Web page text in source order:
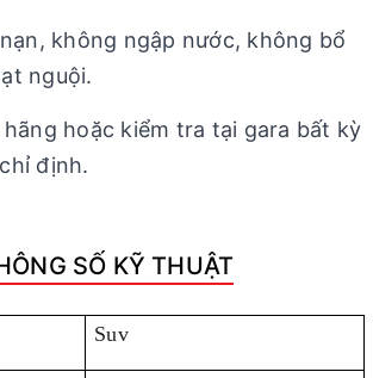
không ngập nước, không bổ
nguội.
hoặc kiểm tra tại gara bất kỳ
định.
SỐ KỸ THUẬT
Suv